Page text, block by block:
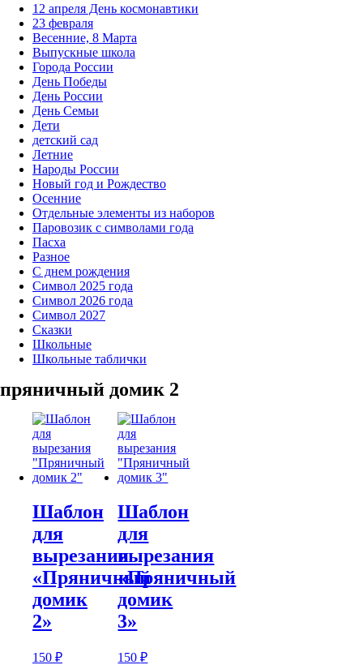
12 апреля День космонавтики
23 февраля
Весенние, 8 Марта
Выпускные школа
Города России
День Победы
День России
День Семьи
Дети
детский сад
Летние
Народы России
Новый год и Рождество
Осенние
Отдельные элементы из наборов
Паровозик с символами года
Пасха
Разное
С днем рождения
Символ 2025 года
Символ 2026 года
Символ 2027
Сказки
Школьные
Школьные таблички
пряничный домик 2
Шаблон
для
вырезания
«Пряничный
домик
2»
150 ₽
Шаблон
для
вырезания
«Пряничный
домик
3»
150₽